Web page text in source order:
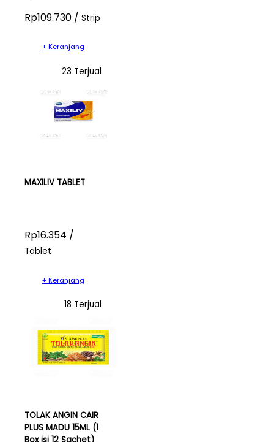
Rp109.730 / Strip
+ Keranjang
23 Terjual
MAXILIV TABLET
Rp16.354 /
Tablet
+ Keranjang
18 Terjual
TOLAK ANGIN CAIR
PLUS MADU 15ML (1